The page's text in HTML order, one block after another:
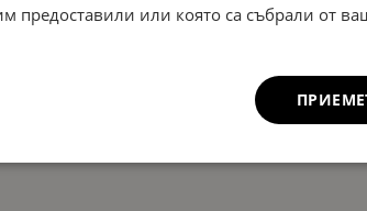
предоставили или която са събрали от